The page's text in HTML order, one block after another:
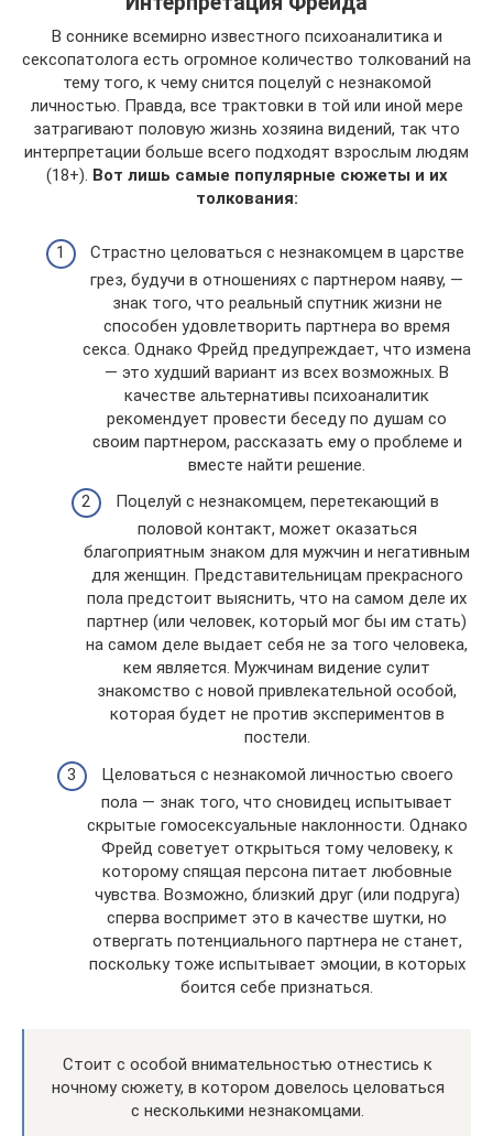
В соннике всемирно известного психоаналитика и
сексопатолога есть огромное количество толкований на
тему того, к чему снится поцелуй с незнакомой
личностью. Правда, все трактовки в той или иной мере
затрагивают половую жизнь хозяина видений, так что
интерпретации больше всего подходят взрослым людям
(18+). Вот лишь самые популярные сюжеты и их
толкования:
Страстно целоваться с незнакомцем в царстве
грез, будучи в отношениях с партнером наяву, —
знак того, что реальный спутник жизни не
способен удовлетворить партнера во время
секса. Однако Фрейд предупреждает, что измена
— это худший вариант из всех возможных. В
качестве альтернативы психоаналитик
рекомендует провести беседу по душам со
своим партнером, рассказать ему о проблеме и
вместе найти решение.
Поцелуй с незнакомцем, перетекающий в
половой контакт, может оказаться
благоприятным знаком для мужчин и негативным
для женщин. Представительницам прекрасного
пола предстоит выяснить, что на самом деле их
партнер (или человек, который мог бы им стать)
на самом деле выдает себя не за того человека,
кем является. Мужчинам видение сулит
знакомство с новой привлекательной особой,
которая будет не против экспериментов в
постели.
Целоваться с незнакомой личностью своего
пола — знак того, что сновидец испытывает
скрытые гомосексуальные наклонности. Однако
Фрейд советует открыться тому человеку, к
которому спящая персона питает любовные
чувства. Возможно, близкий друг (или подруга)
сперва воспримет это в качестве шутки, но
отвергать потенциального партнера не станет,
поскольку тоже испытывает эмоции, в которых
боится себе признаться.
Стоит с особой внимательностью отнестись к
ночному сюжету, в котором довелось целоваться
с несколькими незнакомцами.